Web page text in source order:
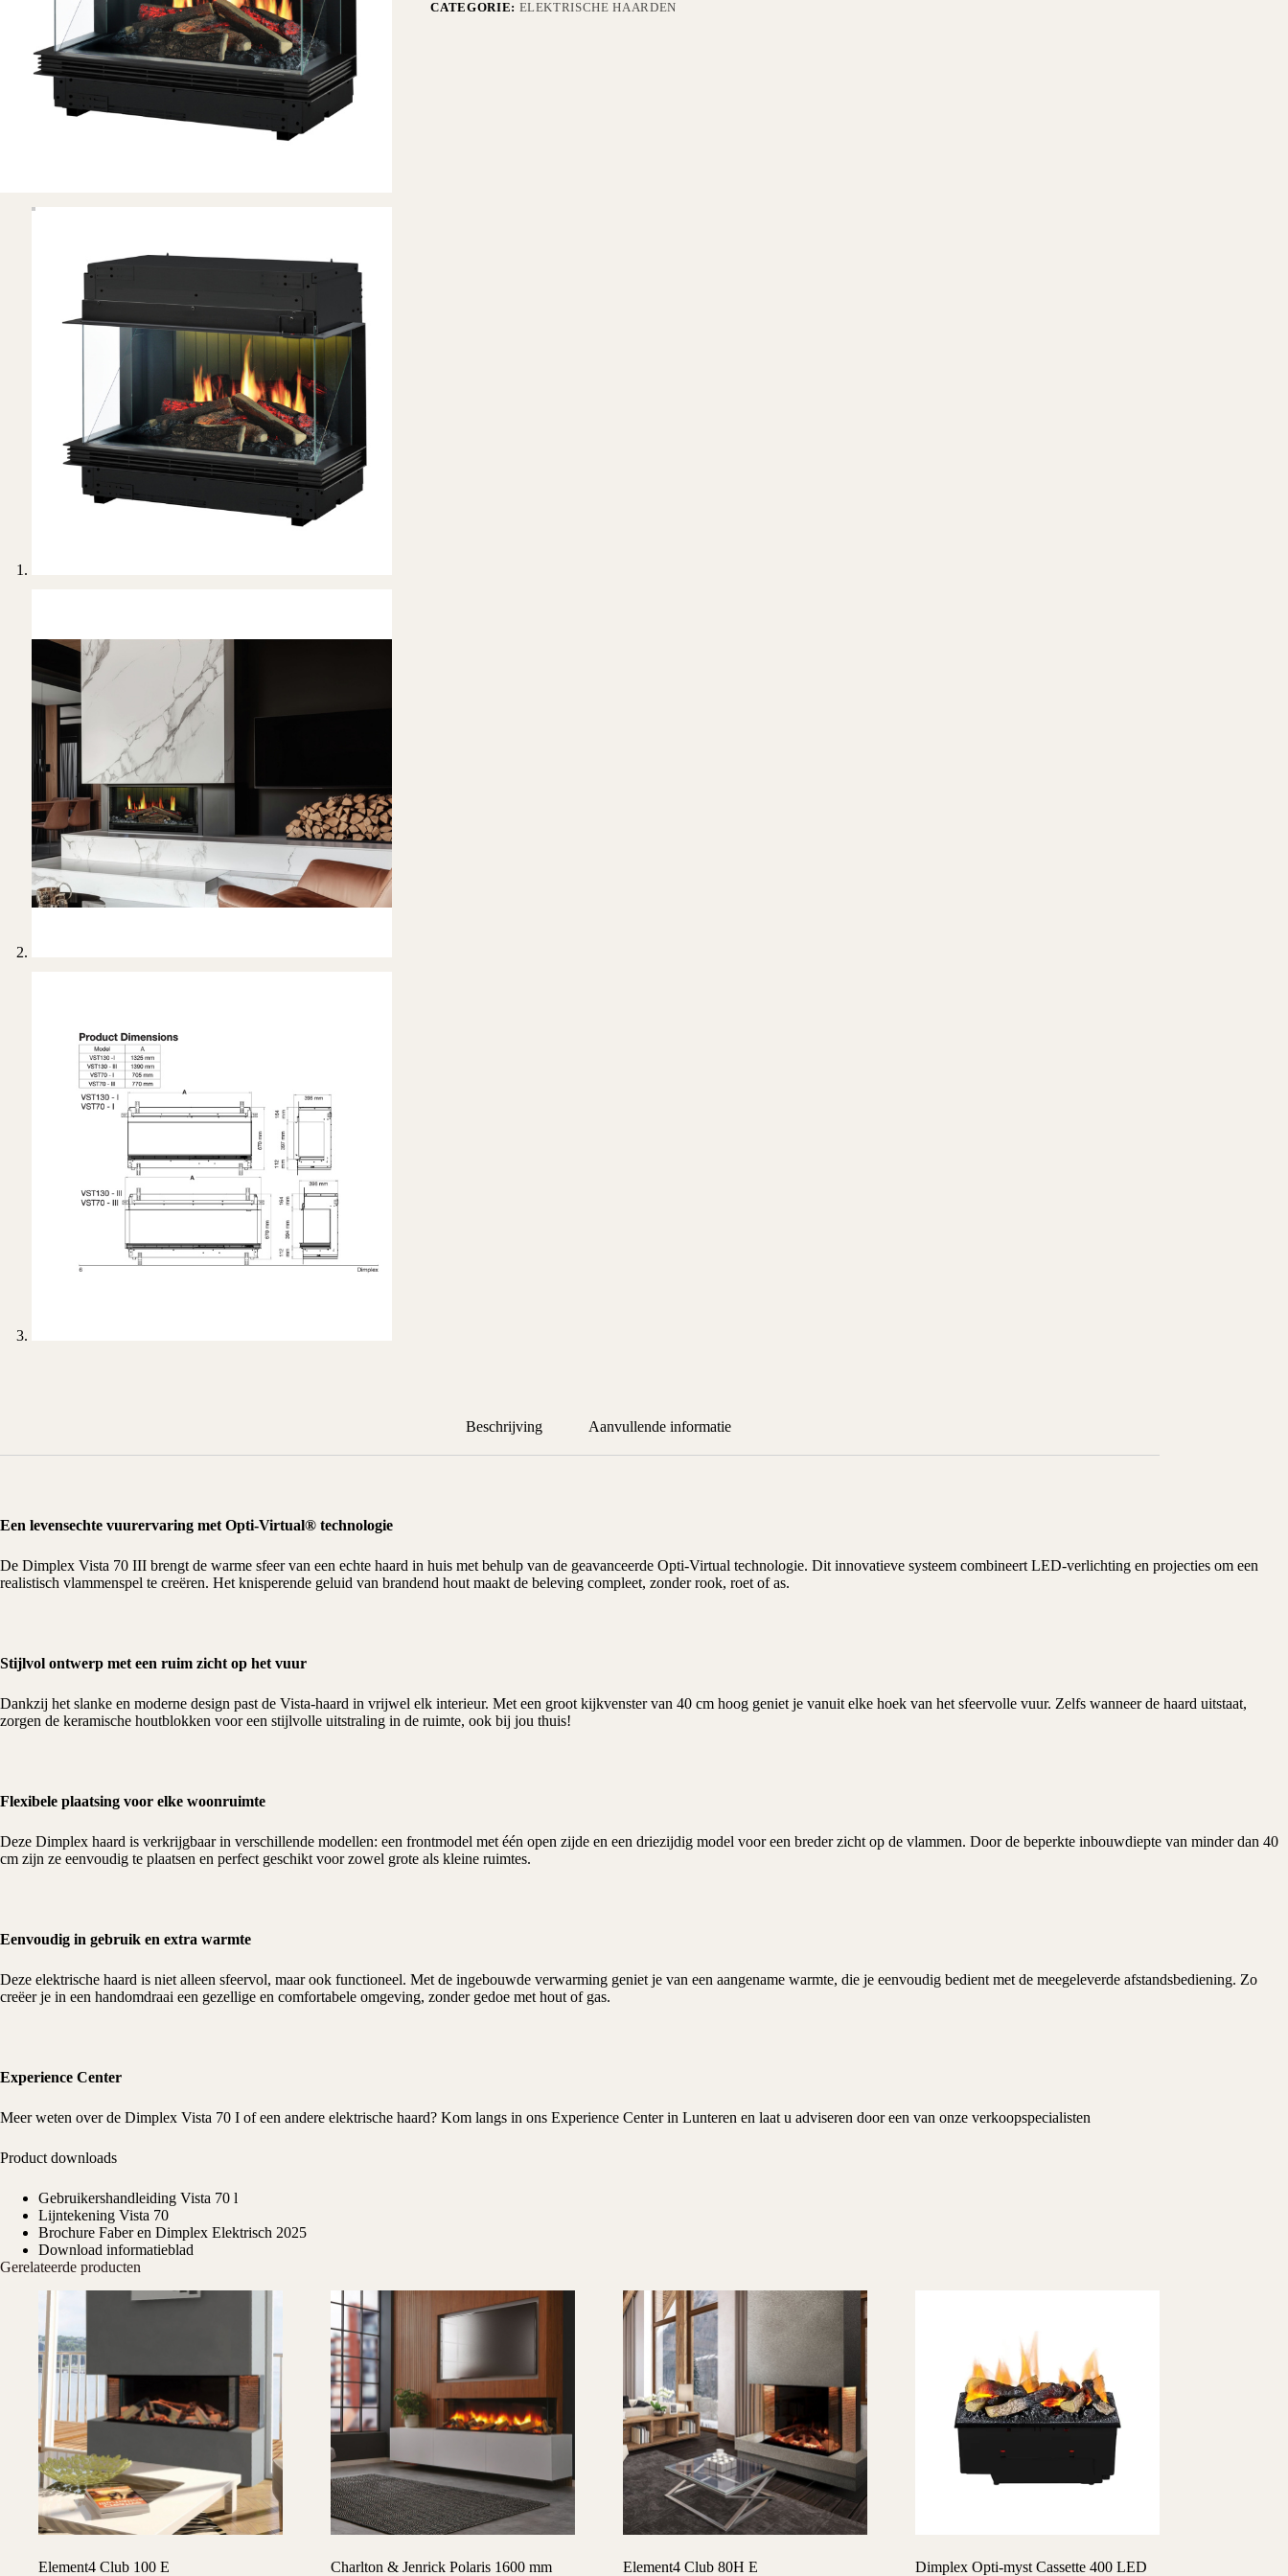
CATEGORIE: ELEKTRISCHE HAARDEN
Beschrijving Aanvullende informatie
Een levensechte vuurervaring met Opti-Virtual® technologie
De Dimplex Vista 70 III brengt de warme sfeer van een echte haard in huis met behulp van de geavanceerde Opti-Virtual technologie. Dit innovatieve systeem combineert LED-verlichting en projecties om een
realistisch vlammenspel te creëren. Het knisperende geluid van brandend hout maakt de beleving compleet, zonder rook, roet of as.
Stijlvol ontwerp met een ruim zicht op het vuur
Dankzij het slanke en moderne design past de Vista-haard in vrijwel elk interieur. Met een groot kijkvenster van 40 cm hoog geniet je vanuit elke hoek van het sfeervolle vuur. Zelfs wanneer de haard uitstaat,
zorgen de keramische houtblokken voor een stijlvolle uitstraling in de ruimte, ook bij jou thuis!
Flexibele plaatsing voor elke woonruimte
Deze Dimplex haard is verkrijgbaar in verschillende modellen: een frontmodel met één open zijde en een driezijdig model voor een breder zicht op de vlammen. Door de beperkte inbouwdiepte van minder dan 40
cm zijn ze eenvoudig te plaatsen en perfect geschikt voor zowel grote als kleine ruimtes.
Eenvoudig in gebruik en extra warmte
Deze elektrische haard is niet alleen sfeervol, maar ook functioneel. Met de ingebouwde verwarming geniet je van een aangename warmte, die je eenvoudig bedient met de meegeleverde afstandsbediening. Zo
creëer je in een handomdraai een gezellige en comfortabele omgeving, zonder gedoe met hout of gas.
Experience Center
Meer weten over de Dimplex Vista 70 I of een andere elektrische haard? Kom langs in ons Experience Centerin Lunteren en laat u adviseren door een van onze verkoopspecialisten
Product downloads
Gebruikershandleiding Vista 70 l
Lijntekening Vista 70
Brochure Faber en Dimplex Elektrisch 2025
Download informatieblad
Gerelateerde producten
Element4 Club 100 E
Charlton & Jenrick Polaris 1600 mm
Element4 Club 80H E
Dimplex Opti-myst Cassette 400 LED